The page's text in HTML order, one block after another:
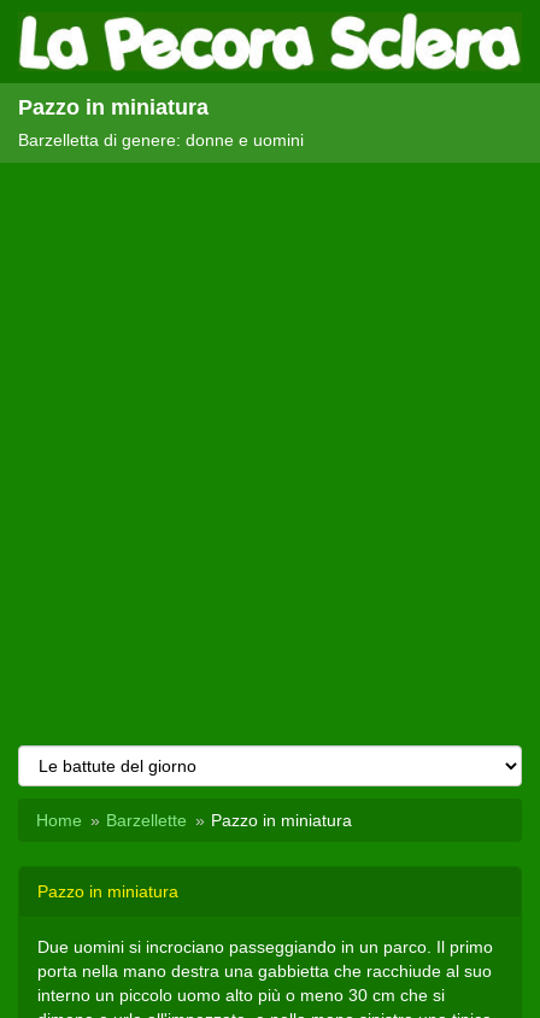
Pazzo in miniatura
Barzelletta di genere: donne e uomini
Home Barzellette Pazzo in miniatura
Pazzo in miniatura
Due uomini si incrociano passeggiando in un parco. Il primo
porta nella mano destra una gabbietta che racchiude al suo
interno un piccolo uomo alto più o meno 30 cm che si